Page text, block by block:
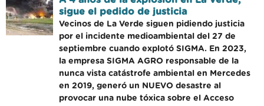
sigue el pedido de justicia
Vecinos de La Verde siguen pidiendo justicia
por el incidente medioambiental del 27 de
septiembre cuando explotó SIGMA. En 2023,
la empresa SIGMA AGRO responsable de la
nunca vista catástrofe ambiental en Mercedes
en 2019, generó un NUEVO desastre al
provocar una nube tóxica sobre el Acceso